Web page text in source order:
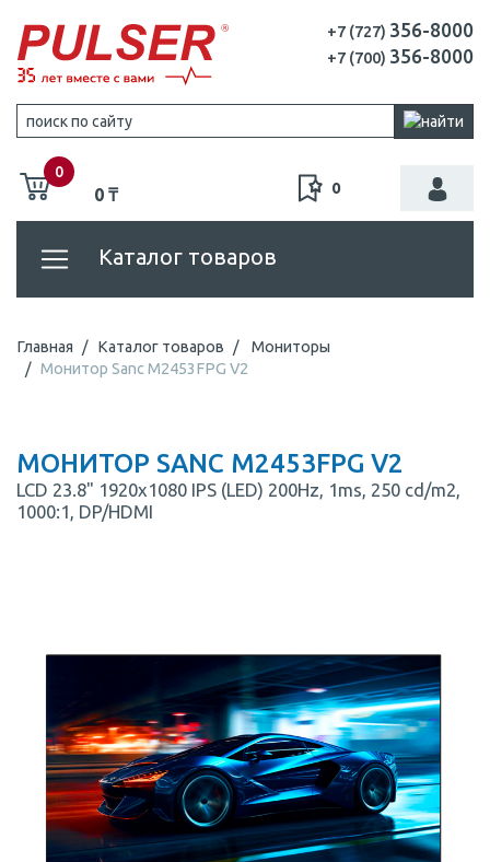
+7 (727) 356-8000
+7 (700) 356-8000
0
0 ₸ 0
Каталог товаров
Главная Каталог товаров
Мониторы
Монитор Sanc M2453FPG V2
МОНИТОР SANC M2453FPG V2
LCD 23.8" 1920x1080 IPS (LED) 200Hz, 1ms, 250 cd/m2,
1000:1, DP/HDMI